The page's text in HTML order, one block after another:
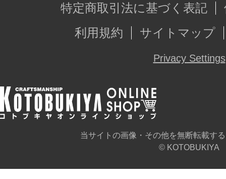
特定商取引法に基づく表記
利用規約
サイトマップ
Privacy Settings
当サイトの画像・その他を無断転載す
© KOTOBUKIYA